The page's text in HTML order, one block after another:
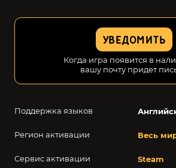
УВЕДОМИТЬ
Когда игра появится в
вашу почту придет
Поддержка языков
Регион активации Весь
Сервис активации Steam